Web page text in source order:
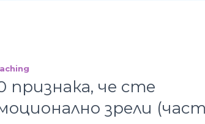
признака, че сте
зрели (част